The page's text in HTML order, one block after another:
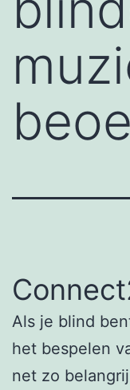
Als je blind
het bespelen
net zo